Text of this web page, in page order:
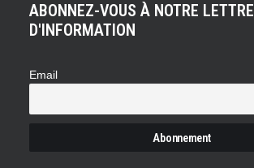
ABONNEZ-VOUS À NOTRE LETTRE
D'INFORMATION
Email